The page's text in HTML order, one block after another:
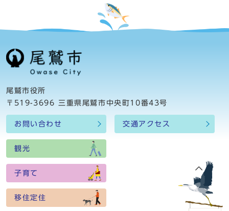
尾鷲市役所
〒519-3696 三重県尾鷲市中央町10番43号
お問い合わせ 交通アクセス
観光
子育て
移住定住